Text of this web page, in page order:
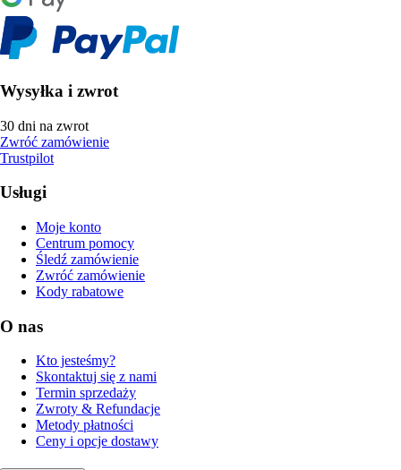
Wysyłka i zwrot
30 dni na zwrot
Zwróć zamówienie
Trustpilot
Usługi
Moje konto
Centrum pomocy
Śledź zamówienie
Zwróć zamówienie
Kody rabatowe
O nas
Kto jesteśmy?
Skontaktuj się z nami
Termin sprzedaży
Zwroty & Refundacje
Metody płatności
Ceny i opcje dostawy